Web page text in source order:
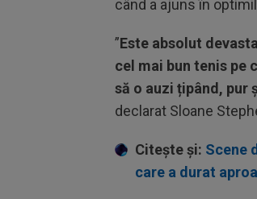
când a ajuns în
”Este absolut
cel mai bun tenis pe
să o auzi țipând, pur
declarat Sloane
Citește și: Scene
care a durat